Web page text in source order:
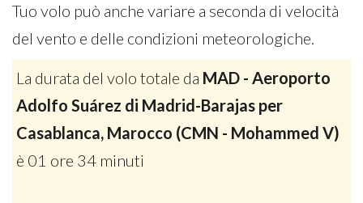
Tuo volo può anche variare a seconda di velocità
del vento e delle condizioni meteorologiche.
La durata del volo totale da MAD - Aeroporto
Adolfo Suárez di Madrid-Barajas per
Casablanca, Marocco (CMN - Mohammed V)
è 01 ore 34 minuti